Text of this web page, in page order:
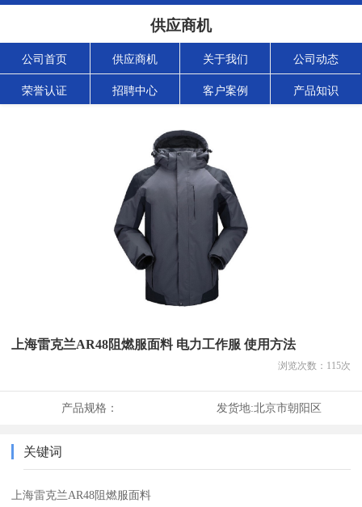
供应商机
公司首页 供应商机 关于我们 公司动态
荣誉认证 招聘中心 客户案例 产品知识
上海雷克兰AR48阻燃服面料 电力工作服 使用方法
浏览次数： 115次
产品规格： 发货地:北京市朝阳区
关键词
上海雷克兰AR48阻燃服面料